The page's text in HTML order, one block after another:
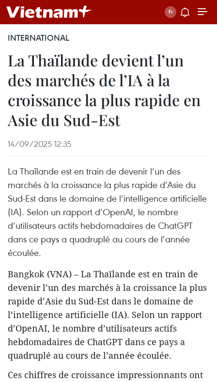
INTERNATIONAL
La Thaïlande devient l’un
des marchés de l’IA à la
croissance la plus rapide en
Asie du Sud-Est
14/09/2025 12:35
La Thaïlande est en train de devenir l’un des
marchés à la croissance la plus rapide d’Asie du
Sud-Est dans le domaine de l’intelligence artificielle
(IA). Selon un rapport d’OpenAI, le nombre
d’utilisateurs actifs hebdomadaires de ChatGPT
dans ce pays a quadruplé au cours de l’année
écoulée.
Bangkok (VNA) – La Thaïlande est en train de
devenir l’un des marchés à la croissance la plus
rapide d’Asie du Sud-Est dans le domaine de
l’intelligence artificielle (IA). Selon un rapport
d’OpenAI, le nombre d’utilisateurs actifs
hebdomadaires de ChatGPT dans ce pays a
quadruplé au cours de l’année écoulée.
Ces chiffres de croissance impressionnants ont